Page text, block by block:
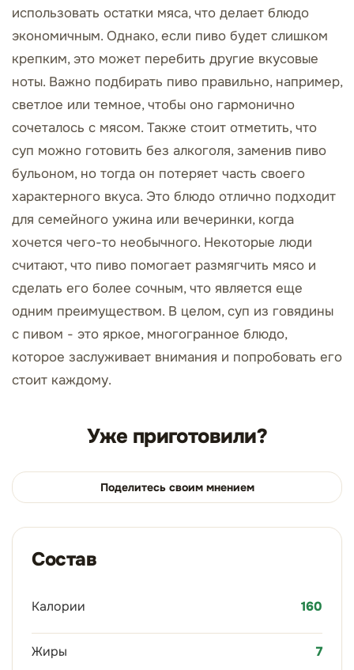
использовать остатки мяса, что делает блюдо
экономичным. Однако, если пиво будет слишком
крепким, это может перебить другие вкусовые
ноты. Важно подбирать пиво правильно, например,
светлое или темное, чтобы оно гармонично
сочеталось с мясом. Также стоит отметить, что
суп можно готовить без алкоголя, заменив пиво
бульоном, но тогда он потеряет часть своего
характерного вкуса. Это блюдо отлично подходит
для семейного ужина или вечеринки, когда
хочется чего-то необычного. Некоторые люди
считают, что пиво помогает размягчить мясо и
сделать его более сочным, что является еще
одним преимуществом. В целом, суп из говядины
с пивом - это яркое, многогранное блюдо,
которое заслуживает внимания и попробовать его
стоит каждому.
Уже приготовили?
Поделитесь своим мнением
Состав
Калории 160
Жиры 7